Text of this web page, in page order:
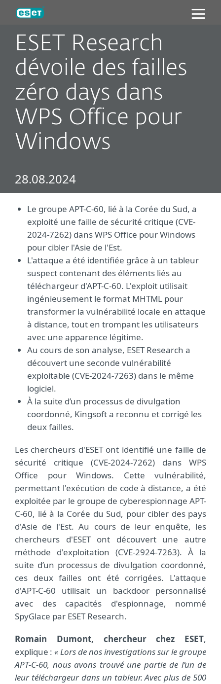
ESET Research
dévoile des failles
zéro days dans
WPS Office pour
Windows
28.08.2024
Le groupe APT-C-60, lié à la Corée du Sud, a
exploité une faille de sécurité critique (CVE-
2024-7262) dans WPS Office pour Windows
pour cibler l'Asie de l'Est.
L'attaque a été identifiée grâce à un tableur
suspect contenant des éléments liés au
téléchargeur d'APT-C-60. L'exploit utilisait
ingénieusement le format MHTML pour
transformer la vulnérabilité locale en attaque
à distance, tout en trompant les utilisateurs
avec une apparence légitime.
Au cours de son analyse, ESET Research a
découvert une seconde vulnérabilité
exploitable (CVE-2024-7263) dans le même
logiciel.
À la suite d’un processus de divulgation
coordonné, Kingsoft a reconnu et corrigé les
deux failles.
Les chercheurs d'ESET ont identifié une faille de
sécurité critique (CVE-2024-7262) dans WPS
Office pour Windows. Cette vulnérabilité,
permettant l'exécution de code à distance, a été
exploitée par le groupe de cyberespionnage APT-
C-60, lié à la Corée du Sud, pour cibler des pays
d'Asie de l'Est. Au cours de leur enquête, les
chercheurs d'ESET ont découvert une autre
méthode d'exploitation (CVE-2924-7263). À la
suite d’un processus de divulgation coordonné,
ces deux failles ont été corrigées. L'attaque
d'APT-C-60 utilisait un backdoor personnalisé
avec des capacités d'espionnage, nommé
SpyGlace par ESET Research.
Romain Dumont, chercheur chez ESET,
explique : « Lors de nos investigations sur le groupe
APT-C-60, nous avons trouvé une partie de l’un de
leur téléchargeur dans un tableur. Avec plus de 500
ESET